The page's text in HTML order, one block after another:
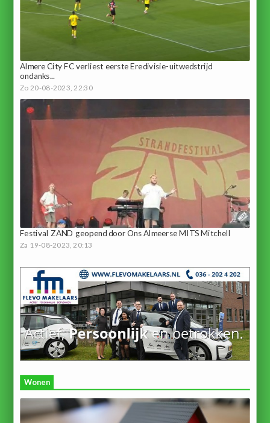
Almere City FC verliest eerste Eredivisie-uitwedstrijd
ondanks...
Zo 20-08-2023, 22:30
Festival ZAND geopend door Ons Almeerse MITS Mitchell
Za 19-08-2023, 20:13
Wonen